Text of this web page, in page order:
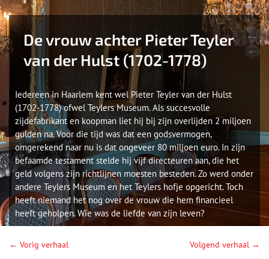
De vrouw achter Pieter Teyler
van der Hulst (1702-1778)
Iedereen in Haarlem kent wel Pieter Teyler van der Hulst
(1702-1778) ofwel Teylers Museum. Als succesvolle
zijdefabrikant en koopman liet hij bij zijn overlijden 2 miljoen
gulden na. Voor die tijd was dat een godsvermogen,
omgerekend naar nu is dat ongeveer 80 miljoen euro. In zijn
befaamde testament stelde hij vijf directeuren aan, die het
geld volgens zijn richtlijnen moesten besteden. Zo werd onder
andere Teylers Museum en het Teylers hofje opgericht. Toch
heeft niemand het nog over de vrouw die hem financieel
heeft geholpen. Wie was de liefde van zijn leven?
← Vorig verhaal Volgend verhaal →